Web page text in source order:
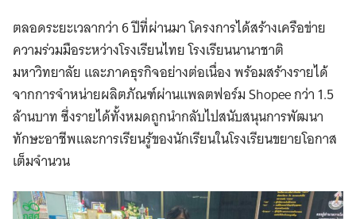
ตลอดระยะเวลากว่า 6 ปีที่ผ่านมา โครงการได้สร้างเครือข่าย
ความร่วมมือระหว่างโรงเรียนไทย โรงเรียนนานาชาติ
มหาวิทยาลัย และภาคธุรกิจอย่างต่อเนื่อง พร้อมสร้างรายได้
จากการจำหน่ายผลิตภัณฑ์ผ่านแพลตฟอร์ม Shopee กว่า 1.5
ล้านบาท ซึ่งรายได้ทั้งหมดถูกนำกลับไปสนับสนุนการพัฒนา
ทักษะอาชีพและการเรียนรู้ของนักเรียนในโรงเรียนขยายโอกาส
เต็มจำนวน